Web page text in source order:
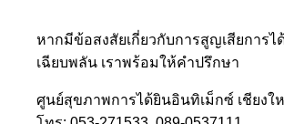
หากมีข้อสงสัยเกี่ยวกับการสูญเสียการไ
เฉียบพลัน เราพร้อมให้คำปรึกษา
ศูนย์สุขภาพการได้ยินอินทิเม็กซ์ เชียงใ